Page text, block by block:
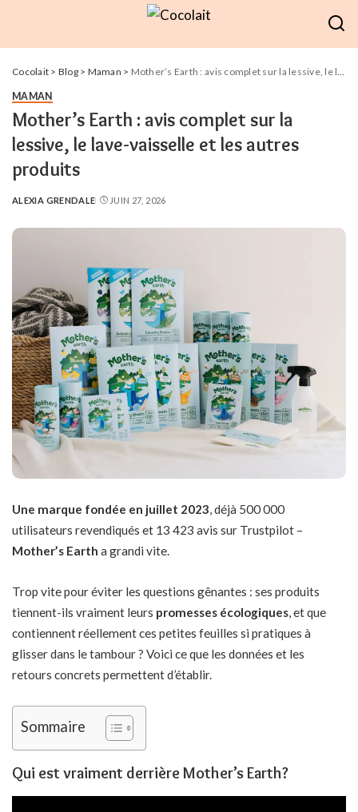
Cocolait > Blog> Maman > Mother’s Earth : avis complet sur la lessive, le lave-vaisselle et les autres produits
MAMAN
Mother’s Earth : avis complet sur la
lessive, le lave-vaisselle et les autres
produits
POSTED
ALEXIA GRENDALE JUIN 27, 2026
Une marque fondée en juillet 2023, déjà 500 000
utilisateurs revendiqués et 13 423 avis sur Trustpilot –
Mother’s Earth a grandi vite.
Trop vite pour éviter les questions gênantes : ses produits
tiennent-ils vraiment leurs promesses écologiques, et que
contiennent réellement ces petites feuilles si pratiques à
glisser dans le tambour ? Voici ce que les données et les
retours concrets permettent d’établir.
Sommaire
Qui est vraiment derrière Mother’s Earth?